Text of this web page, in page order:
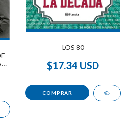
LOS 80
$17.34 USD